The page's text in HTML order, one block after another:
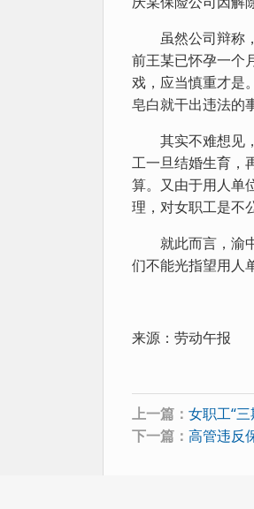
虽然公司辩称，
前王某已怀孕一个
戏，应当慎重才是
皂白就干出违法的
其实不难想见，
工一旦结婚生育，
算。又由于用人单
理，对女职工是不
就此而言，渝中
们不能光指望用人
来源：劳动午报
上一篇： 女职工“
下一篇： 高管违反